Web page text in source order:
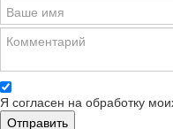
Я согласен на обработку